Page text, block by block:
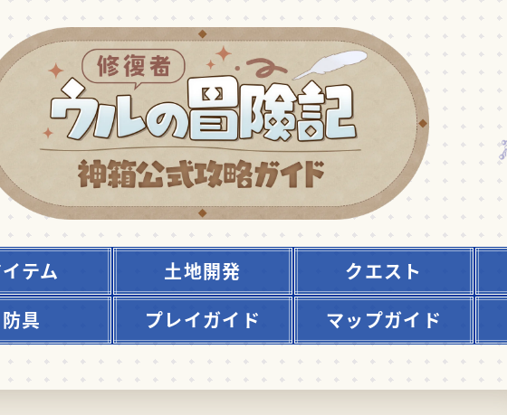
テム 土地開発 クエスト
防具
プレイガイド マップガイド